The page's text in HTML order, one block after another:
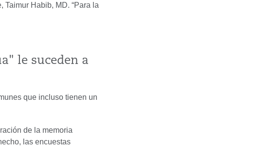
Taimur Habib, MD. “Para la
le suceden a
que incluso tienen un
de la memoria
las encuestas